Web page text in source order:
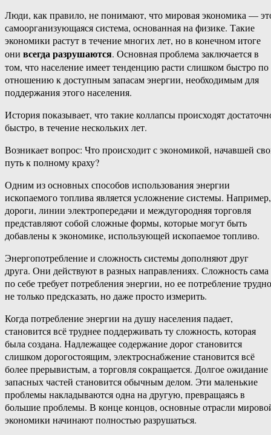
Люди, как правило, не понимают, что мировая экономика —
самоорганизующаяся система, основанная на физике. Такие
экономики растут в течение многих лет, но в конечном итоге
они всегда разрушаются. Основная проблема заключается в
том, что население имеет тенденцию расти слишком быстро по
отношению к доступным запасам энергии, необходимым для
поддержания этого населения.
История показывает, что такие коллапсы происходят
быстро, в течение нескольких лет.
Возникает вопрос: Что происходит с экономикой, начавшей
путь к полному краху?
Одним из основных способов использования энергии
ископаемого топлива является усложнение системы. Например,
дороги, линии электропередачи и междугородняя торговля
представляют собой сложные формы, которые могут быть
добавлены к экономике, использующей ископаемое топливо.
Энергопотребление и сложность системы дополняют друг
друга. Они действуют в разных направлениях. Сложность сама
по себе требует потребления энергии, но ее потребление трудно
не только предсказать, но даже просто измерить.
Когда потребление энергии на душу населения падает,
становится всё труднее поддерживать ту сложность, которая
была создана. Надлежащее содержание дорог становится
слишком дорогостоящим, электроснабжение становится всё
более прерывистым, а торговля сокращается. Долгое ожидание
запасных частей становится обычным делом. Эти маленькие
проблемы накладываются одна на другую, превращаясь в
большие проблемы. В конце концов, основные отрасли
экономики начинают полностью разрушаться.